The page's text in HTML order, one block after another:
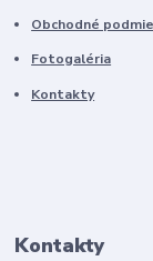
Obchodné
Fotogaléria
Kontakty
Kontakty